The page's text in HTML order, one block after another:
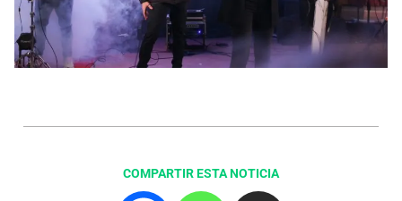
COMPARTIR ESTA NOTICIA